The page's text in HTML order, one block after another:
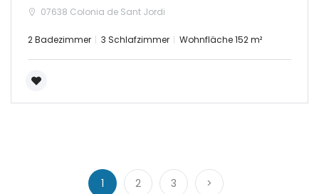
07638 Colonia de Sant Jordi
2 Badezimmer 3 Schlafzimmer Wohnfläche 152 m²
1 2 3 >